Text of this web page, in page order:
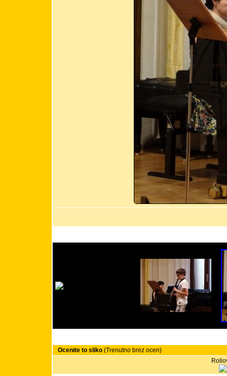
Ocenite to sliko(Trenutno brez ocen)